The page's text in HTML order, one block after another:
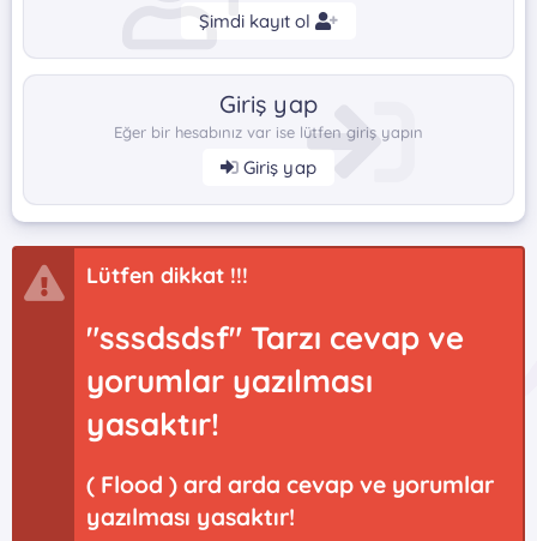
Şimdi kayıt ol
Giriş yap
Eğer bir hesabınız var ise lütfen giriş yapın
Giriş yap
Lütfen dikkat !!!
"sssdsdsf" Tarzı cevap ve
yorumlar yazılması
yasaktır!
( Flood ) ard arda cevap ve yorumlar
yazılması yasaktır!